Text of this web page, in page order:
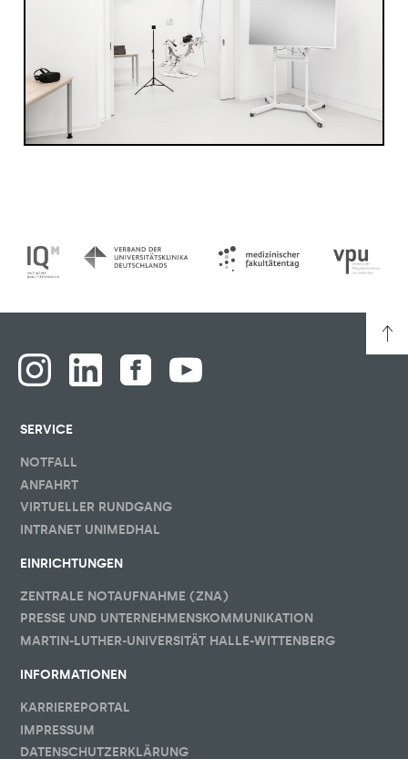
SERVICE
NOTFALL
ANFAHRT
VIRTUELLER RUNDGANG
INTRANET UNIMEDHAL
EINRICHTUNGEN
ZENTRALE NOTAUFNAHME (ZNA)
PRESSE UND UNTERNEHMENSKOMMUNIKATION
MARTIN-LUTHER-UNIVERSITÄT HALLE-WITTENBERG
INFORMATIONEN
KARRIEREPORTAL
IMPRESSUM
DATENSCHUTZERKLÄRUNG